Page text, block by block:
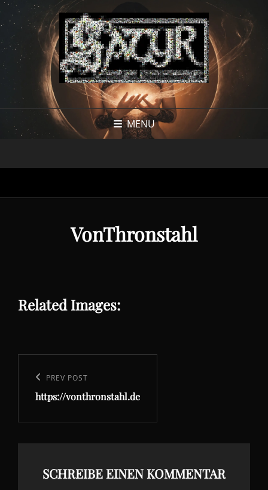
MENU
VonThronstahl
Related Images:
Previous
Post
PREV POST
https://vonthronstahl.de
SCHREIBE EINEN KOMMENTAR